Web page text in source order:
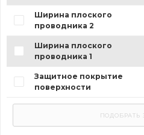
Ширина плоского
проводника 2
Ширина плоского
проводника 1
Защитное покрытие
поверхности